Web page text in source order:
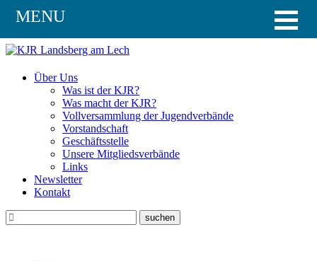
Über Uns
Was ist der KJR?
Was macht der KJR?
Vollversammlung der Jugendverbände
Vorstandschaft
Geschäftsstelle
Unsere Mitgliedsverbände
Links
Newsletter
Kontakt
MENU